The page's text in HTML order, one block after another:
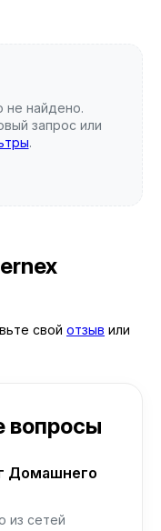
не найдено.
запрос или
.
свой отзыв или
вопросы
Домашнего
из сетей